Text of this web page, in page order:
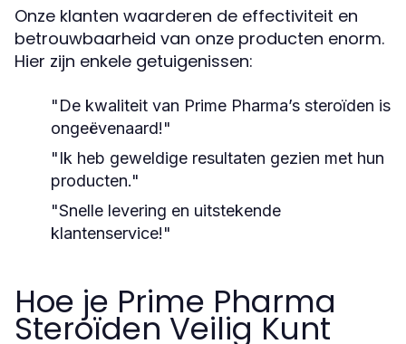
Onze klanten waarderen de effectiviteit en
betrouwbaarheid van onze producten enorm.
Hier zijn enkele getuigenissen:
"De kwaliteit van Prime Pharma’s steroïden is
ongeëvenaard!"
"Ik heb geweldige resultaten gezien met hun
producten."
"Snelle levering en uitstekende
klantenservice!"
Hoe je Prime Pharma
Steroïden Veilig Kunt